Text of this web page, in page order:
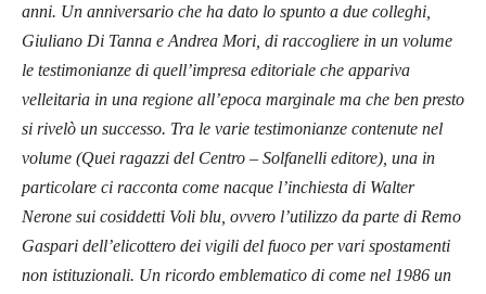
anni. Un anniversario che ha dato lo spunto a due colleghi,
Giuliano Di Tanna e Andrea Mori, di raccogliere in un volume
le testimonianze di quell’impresa editoriale che appariva
velleitaria in una regione all’epoca marginale ma che ben presto
si rivelò un successo. Tra le varie testimonianze contenute nel
volume (Quei ragazzi del Centro – Solfanelli editore), una in
particolare ci racconta come nacque l’inchiesta di Walter
Nerone sui cosiddetti Voli blu, ovvero l’utilizzo da parte di Remo
Gaspari dell’elicottero dei vigili del fuoco per vari spostamenti
non istituzionali. Un ricordo emblematico di come nel 1986 un